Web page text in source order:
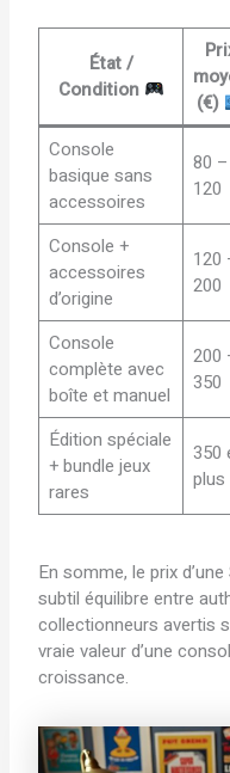
État /
Condition
(€)
Console
basique sans
accessoires
80 –
120
Console +
accessoires
d’origine
120
200
Console
complète avec
boîte et manuel
200
350
Édition spéciale
+ bundle jeux
rares
350
plus
En somme, le prix
subtil équilibre entre
collectionneurs avertis
vraie valeur d’une
croissance.